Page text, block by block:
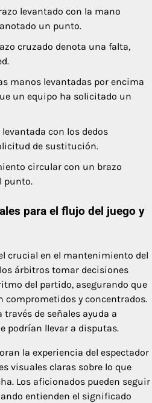
levantado con la mano
un punto.
cruzado denota una falta,
manos levantadas por encima
un equipo ha solicitado un
con los dedos
de sustitución.
circular con un brazo
punto.
para el flujo del juego y
crucial en el mantenimiento del
árbitros tomar decisiones
del partido, asegurando que
comprometidos y concentrados.
de señales ayuda a
podrían llevar a disputas.
la experiencia del espectador
visuales claras sobre lo que
Los aficionados pueden seguir
entienden el significado